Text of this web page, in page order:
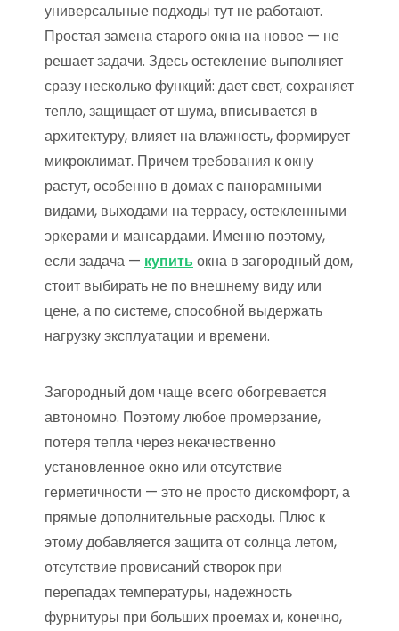
универсальные подходы тут не работают.
Простая замена старого окна на новое — не
решает задачи. Здесь остекление выполняет
сразу несколько функций: дает свет, сохраняет
тепло, защищает от шума, вписывается в
архитектуру, влияет на влажность, формирует
микроклимат. Причем требования к окну
растут, особенно в домах с панорамными
видами, выходами на террасу, остекленными
эркерами и мансардами. Именно поэтому,
если задача — купитьокна в загородный дом,
стоит выбирать не по внешнему виду или
цене, а по системе, способной выдержать
нагрузку эксплуатации и времени.
Загородный дом чаще всего обогревается
автономно. Поэтому любое промерзание,
потеря тепла через некачественно
установленное окно или отсутствие
герметичности — это не просто дискомфорт, а
прямые дополнительные расходы. Плюс к
этому добавляется защита от солнца летом,
отсутствие провисаний створок при
перепадах температуры, надежность
фурнитуры при больших проемах и, конечно,